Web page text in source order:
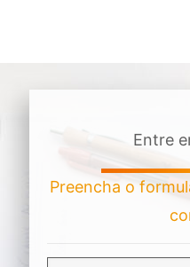
Entre
Preencha o